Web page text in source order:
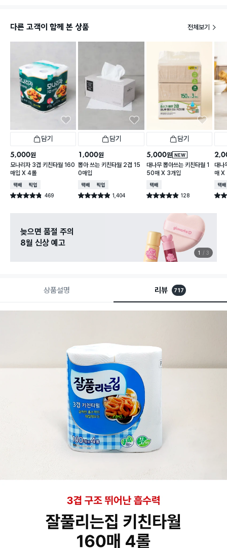
다른 고객이 함께 본 상품 전체보기
담기
5,000원
모나리자 3겹 키친타월 160
매입 X 4롤
택배배송매장픽업
별점 4.8점 469
건 작성
담기
1,000원
뽑아 쓰는 키친타월 2겹 15
0매입
택배배송매장픽업
별점 4.9점 1,404
건 작성
담기
NEW
5,000원
대나무 뽑아쓰는 키친타월 1
50매 X 3개입
택배배송
별점 4.9점 128
건 작성
대나
매 X
택배
별점
늦으면 품절 주의
8월 신상 예고
1 3
상품설명 리뷰 717